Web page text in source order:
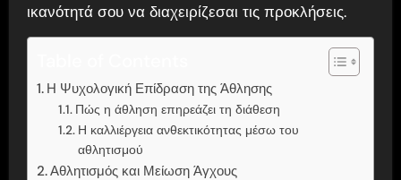
ικανότητά σου να διαχειρίζεσαι τις προκλήσεις.
Η Ψυχολογική Επίδραση της Άθλησης
Πώς η άθληση επηρεάζει τη διάθεση
Η καλλιέργεια ανθεκτικότητας μέσω του
αθλητισμού
Αθλητισμός και Μείωση Άγχους